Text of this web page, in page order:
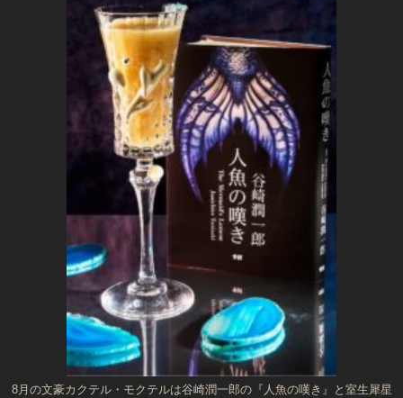
8月の文豪カクテル・モクテルは谷崎潤一郎の『人魚の嘆き』と室生犀星